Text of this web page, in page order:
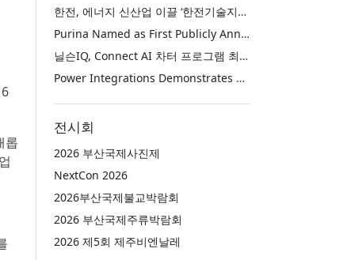
롭
한전, 에너지 신산업 이끌 ‘한전기술지주’ 공식 출범
Purina Named as First Publicly Announced NIQ ConnectAI Charter Client
닐슨IQ, Connect AI 차터 프로그램 최초 고객사 ‘퓨리나’ 선정
Power Integrations Demonstrates World’s First 2200 V GaN Technology for Next-Era High-Voltage Power Systems
전시회
2026 부산국제사진제
NextCon 2026
2026부산국제불교박람회
2026 부산국제주류박람회
2026 제5회 제주비엔날레